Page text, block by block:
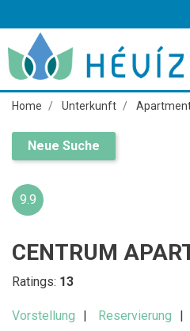
Home Unterkunft
Neue Suche
9.9
CENTRUM
Ratings: 13
Vorstellung Reservierung